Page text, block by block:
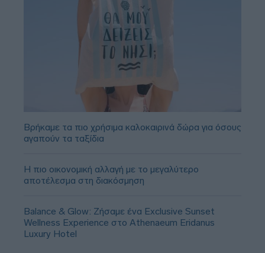
Βρήκαμε τα πιο χρήσιμα καλοκαιρινά δώρα για όσους
αγαπούν τα ταξίδια
Η πιο οικονομική αλλαγή με το μεγαλύτερο
αποτέλεσμα στη διακόσμηση
Balance & Glow: Ζήσαμε ένα Exclusive Sunset
Wellness Experience στο Athenaeum Eridanus
Luxury Hotel